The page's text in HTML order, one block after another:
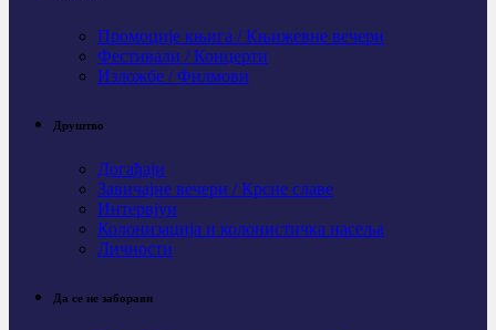
Промоције књига / Књижевне вечери
Фестивали / Концерти
Изложбе / Филмови
Друштво
Догађаји
Завичајне вечери / Крсне славе
Интервјуи
Колонизација и колонистичка насеља
Личности
Да се не заборави